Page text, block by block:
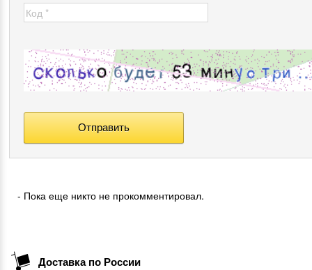
- Пока еще никто не прокомментировал.
Доставка по России